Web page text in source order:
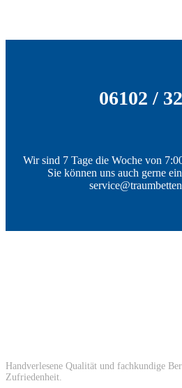
06102 /
Wir sind 7 Tage die Woche von
Sie können uns auch gerne
Handverlesene Qualität und fachkundige
Zufriedenheit.